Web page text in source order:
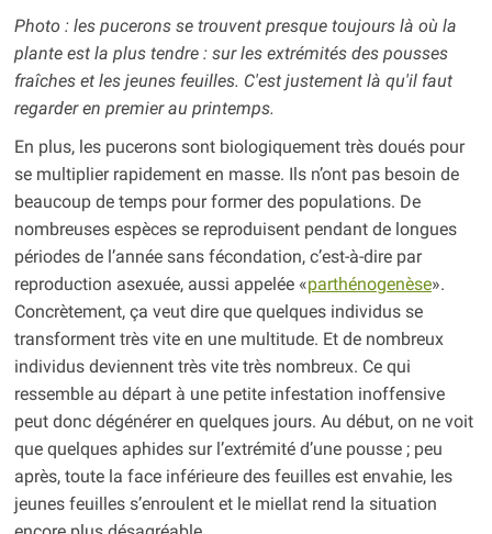
Photo : les pucerons se trouvent presque toujours là où la
plante est la plus tendre : sur les extrémités des pousses
fraîches et les jeunes feuilles. C'est justement là qu'il faut
regarder en premier au printemps.
En plus, les pucerons sont biologiquement très doués pour
se multiplier rapidement en masse. Ils n’ont pas besoin de
beaucoup de temps pour former des populations. De
nombreuses espèces se reproduisent pendant de longues
périodes de l’année sans fécondation, c’est-à-dire par
reproduction asexuée, aussi appelée «parthénogenèse».
Concrètement, ça veut dire que quelques individus se
transforment très vite en une multitude. Et de nombreux
individus deviennent très vite très nombreux. Ce qui
ressemble au départ à une petite infestation inoffensive
peut donc dégénérer en quelques jours. Au début, on ne voit
que quelques aphides sur l’extrémité d’une pousse ; peu
après, toute la face inférieure des feuilles est envahie, les
jeunes feuilles s’enroulent et le miellat rend la situation